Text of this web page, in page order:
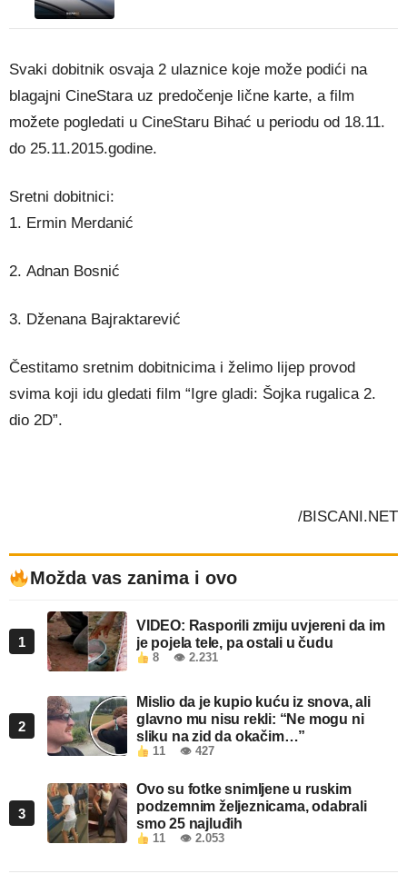
Svaki dobitnik osvaja 2 ulaznice koje može podići na
blagajni CineStara uz predočenje lične karte, a film
možete pogledati u CineStaru Bihać u periodu od 18.11.
do 25.11.2015.godine.
Sretni dobitnici:
1. Ermin Merdanić
2. Adnan Bosnić
3. Dženana Bajraktarević
Čestitamo sretnim dobitnicima i želimo lijep provod
svima koji idu gledati film “Igre gladi: Šojka rugalica 2.
dio 2D”.
/BISCANI.NET
Možda vas zanima i ovo
1
VIDEO: Rasporili zmiju uvjereni da im
je pojela tele, pa ostali u čudu
8 👁 2.231
2
Mislio da je kupio kuću iz snova, ali
glavno mu nisu rekli: “Ne mogu ni
sliku na zid da okačim…”
11 👁 427
3
Ovo su fotke snimljene u ruskim
podzemnim željeznicama, odabrali
smo 25 najluđih
11 👁 2.053